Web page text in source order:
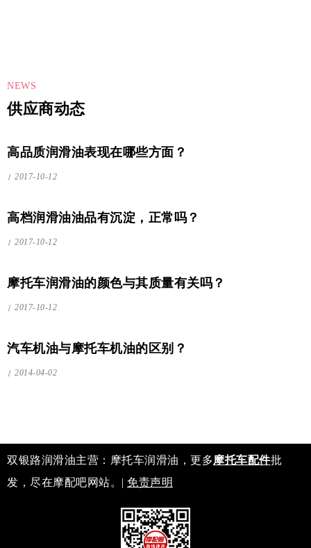
NEWS
供应商动态
高品质润滑油表现在哪些方面？
2017-10-12
高档润滑油油品有沉淀，正常吗？
2017-10-12
摩托车润滑油的颜色与其质量有关吗？
2017-10-12
汽车机油与摩托车机油的区别？
2014-04-02
双银路润滑油主营：摩托车润滑油，更多摩托车配件批
发，尽在摩配吧网站。| 免责声明